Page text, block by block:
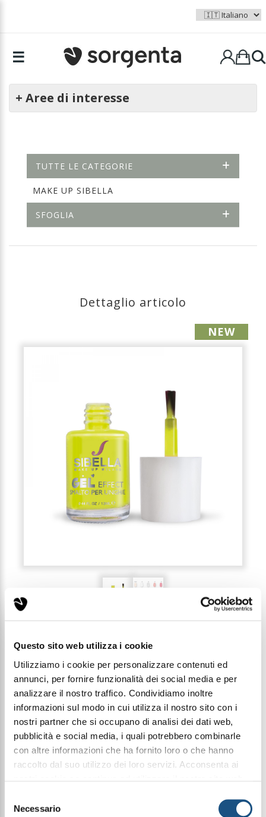
Questo sito web utilizza i cookie
Utilizziamo i cookie per personalizzare contenuti ed
annunci, per fornire funzionalità dei social media e per
analizzare il nostro traffico. Condividiamo inoltre
informazioni sul modo in cui utilizza il nostro sito con i
nostri partner che si occupano di analisi dei dati web,
pubblicità e social media, i quali potrebbero combinarle
con altre informazioni che ha fornito loro o che hanno
raccolto dal suo utilizzo dei loro servizi. Acconsenta ai
delNecessario
☰
+ Aree di interesse
TUTTE LE CATEGORIE
MAKE UP SIBELLA
SFOGLIA
Dettaglio articolo
NEW
RECENSIONI (0)
SMALTO GEL - 42 13ML
Codice: SMG-042
Prezzo di listino: